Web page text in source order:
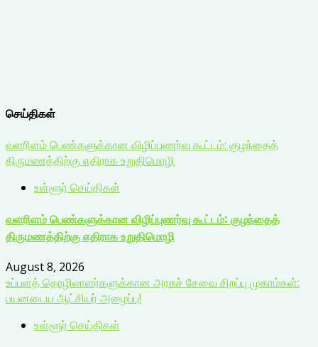
செய்திகள்
வளரிளம் பெண்களுக்கான விழிப்புணர்வு கூட்டம்: குழந்தைத்
திருமணத்திற்கு எதிராக உறுதிமொழி
உள்ளூர் செய்திகள்
வளரிளம் பெண்களுக்கான விழிப்புணர்வு கூட்டம்: குழந்தைத்
திருமணத்திற்கு எதிராக உறுதிமொழி
August 8, 2026
உப்பளத் தொழிலாளர்களுக்கான அரசுச் சேவை சிறப்பு முகாம்கள்:
பயனடைய ஆட்சியர் அழைப்பு!
உள்ளூர் செய்திகள்